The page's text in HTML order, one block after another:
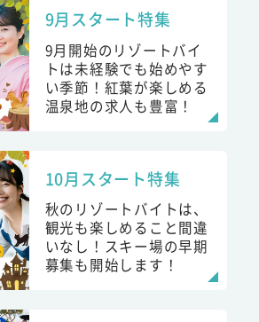
9月スタート特集
9月開始のリゾートバイ
トは未経験でも始めやす
い季節！紅葉が楽しめる
温泉地の求人も豊富！
10月スタート特集
秋のリゾートバイトは、
観光も楽しめること間違
いなし！スキー場の早期
募集も開始します！